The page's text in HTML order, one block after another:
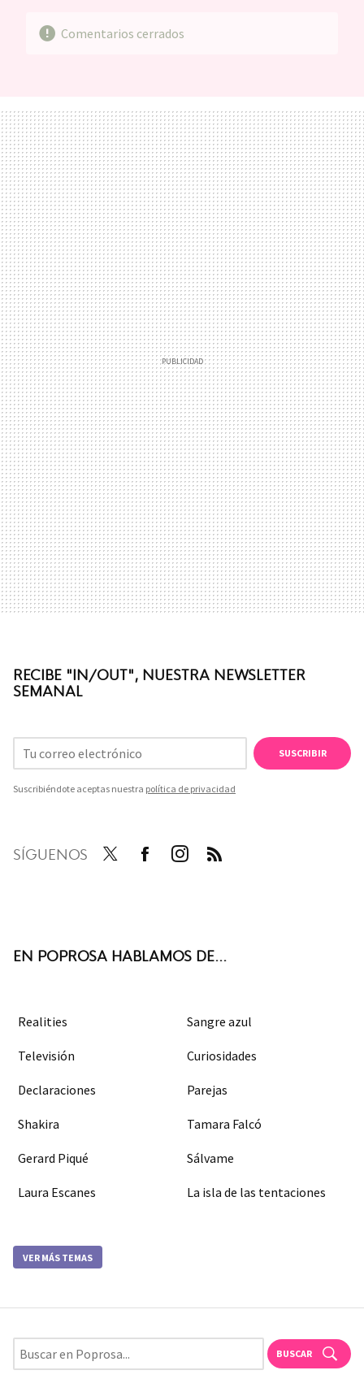
Comentarios cerrados
RECIBE "IN/OUT", NUESTRA NEWSLETTER
SEMANAL
SUSCRIBIR
Suscribiéndote aceptas nuestra política de privacidad
SÍGUENOS
EN POPROSA HABLAMOS DE...
Realities Sangre azul
Televisión Curiosidades
Declaraciones Parejas
Shakira Tamara Falcó
Gerard Piqué Sálvame
Laura Escanes La isla de las tentaciones
VER MÁS TEMAS
BUSCAR